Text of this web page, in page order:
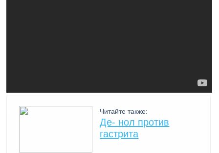
Читайте также:
Де- нол против
гастрита